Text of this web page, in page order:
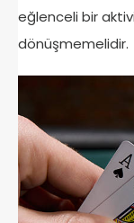
eğlenceli bir
dönüşmemelidir.